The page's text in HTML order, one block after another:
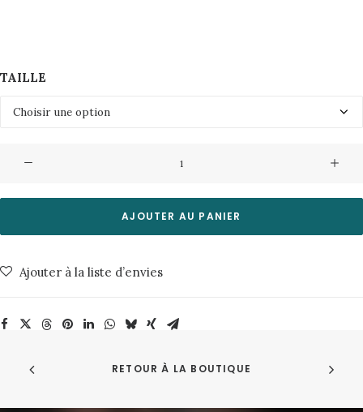
TAILLE
TShirt
G030
&
Minimum
AJOUTER AU PANIER
Ajouter à la liste d’envies
RETOUR À LA BOUTIQUE